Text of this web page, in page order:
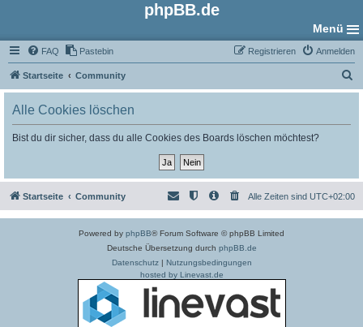
phpBB.de
Menü
FAQ Pastebin Anmelden
Registrieren
Startseite Community
u
Alle Cookies löschen
Bist du dir sicher, dass du alle Cookies des Boards löschen möchtest?
Startseite Community Alle Zeiten sind UTC+02:00
Powered by phpBB® Forum Software © phpBB Limited
Deutsche Übersetzung durch phpBB.de
Datenschutz| Nutzungsbedingungen
hosted by Linevast.de